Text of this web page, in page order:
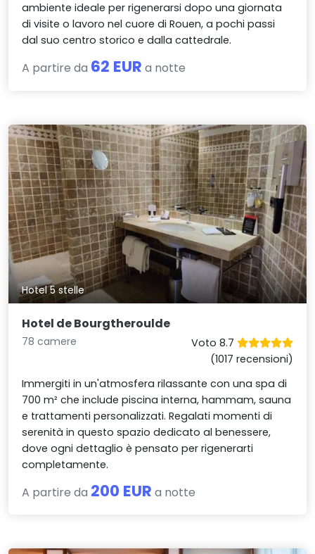
ambiente ideale per rigenerarsi dopo una giornata
di visite o lavoro nel cuore di Rouen, a pochi passi
dal suo centro storico e dalla cattedrale.
A partire da 62 EUR a notte
Hotel 5 stelle
Hotel de Bourgtheroulde
78 camere
Voto 8.7
(1017 recensioni)
Immergiti in un'atmosfera rilassante con una spa di
700 m² che include piscina interna, hammam, sauna
e trattamenti personalizzati. Regalati momenti di
serenità in questo spazio dedicato al benessere,
dove ogni dettaglio è pensato per rigenerarti
completamente.
A partire da 200 EUR a notte